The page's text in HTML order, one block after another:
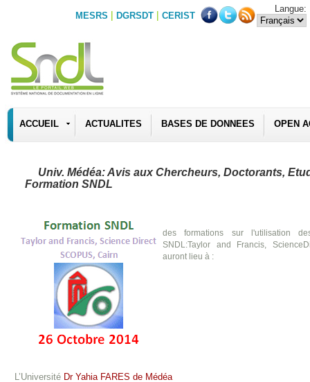
MESRS | DGRSDT | CERIST
Langue:
ACCUEIL ACTUALITES BASES DE DONNEES OPEN
Univ. Médéa: Avis aux Chercheurs, Doctorants,
Formation SNDL
des formations sur l'utilisation
SNDL:Taylor and Francis,
auront lieu à :
L’Université Dr Yahia FARES de Médéa